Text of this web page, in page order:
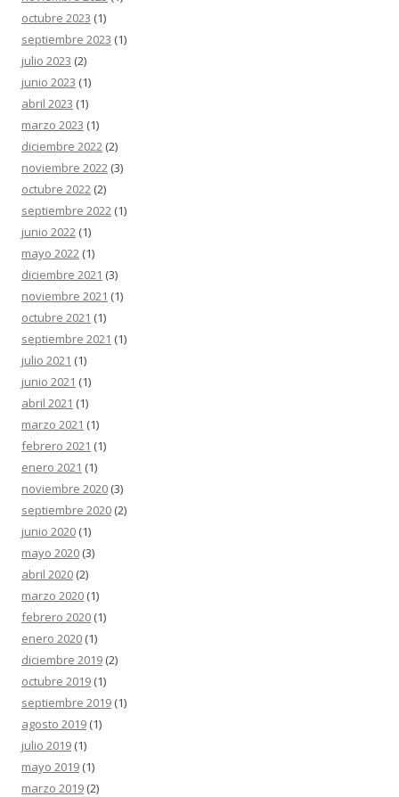
octubre 2023 (1)
septiembre 2023 (1)
julio 2023 (2)
junio 2023 (1)
abril 2023 (1)
marzo 2023 (1)
diciembre 2022 (2)
noviembre 2022 (3)
octubre 2022 (2)
septiembre 2022 (1)
junio 2022 (1)
mayo 2022 (1)
diciembre 2021 (3)
noviembre 2021 (1)
octubre 2021 (1)
septiembre 2021 (1)
julio 2021 (1)
junio 2021 (1)
abril 2021 (1)
marzo 2021 (1)
febrero 2021 (1)
enero 2021 (1)
noviembre 2020 (3)
septiembre 2020 (2)
junio 2020 (1)
mayo 2020 (3)
abril 2020 (2)
marzo 2020 (1)
febrero 2020 (1)
enero 2020 (1)
diciembre 2019 (2)
octubre 2019 (1)
septiembre 2019 (1)
agosto 2019 (1)
julio 2019 (1)
mayo 2019 (1)
marzo 2019 (2)